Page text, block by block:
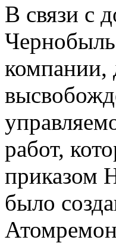
В связи с
компании,
работ,
приказом
было